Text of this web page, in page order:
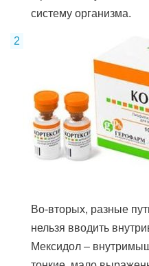
систему организма.
Во-вторых, разные
нельзя вводить
Мексидол –